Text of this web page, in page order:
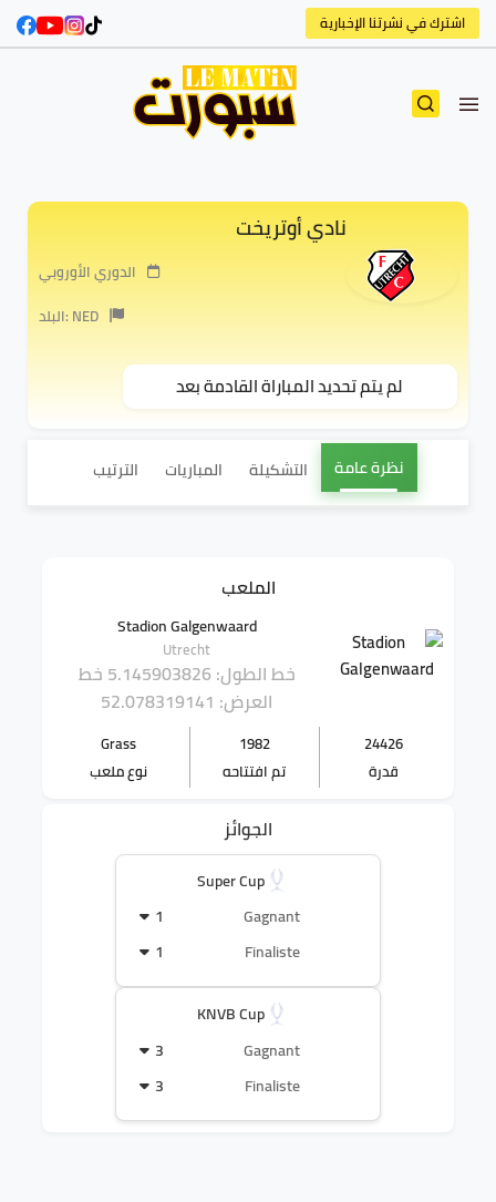
اشترك في نشرتنا الإخبارية
نادي أوتريخت
الدوري الأوروبي
البلد: NED
لم يتم تحديد المباراة القادمة بعد
نظرة عامة التشكيلة المباريات الترتيب
الملعب
Stadion Galgenwaard
Utrecht
خط الطول: 5.145903826
خط
العرض: 52.078319141
24426
قدرة
1982
تم افتتاحه
Grass
نوع ملعب
الجوائز
Super Cup
Gagnant
1
Finaliste
1
KNVB Cup
Gagnant
3
Finaliste
3